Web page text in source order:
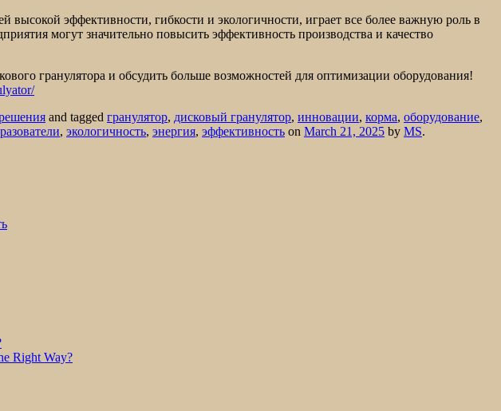
высокой эффективности, гибкости и экологичности, играет все более важную роль в
могут значительно повысить эффективность производства и качество
гранулятора и обсудить больше возможностей для оптимизации оборудования!
and tagged гранулятор, дисковый гранулятор, инновации, корма, оборудование,
, экологичность, энергия, эффективность on March 21, 2025 by MS.
Right Way?